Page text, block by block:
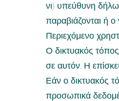
νι) υπεύθυνη
παραβιάζονται ή
Περιεχόμενο
Ο δικτυακός
σε αυτόν. Η
Εάν ο δικτυακός
προσωπικά